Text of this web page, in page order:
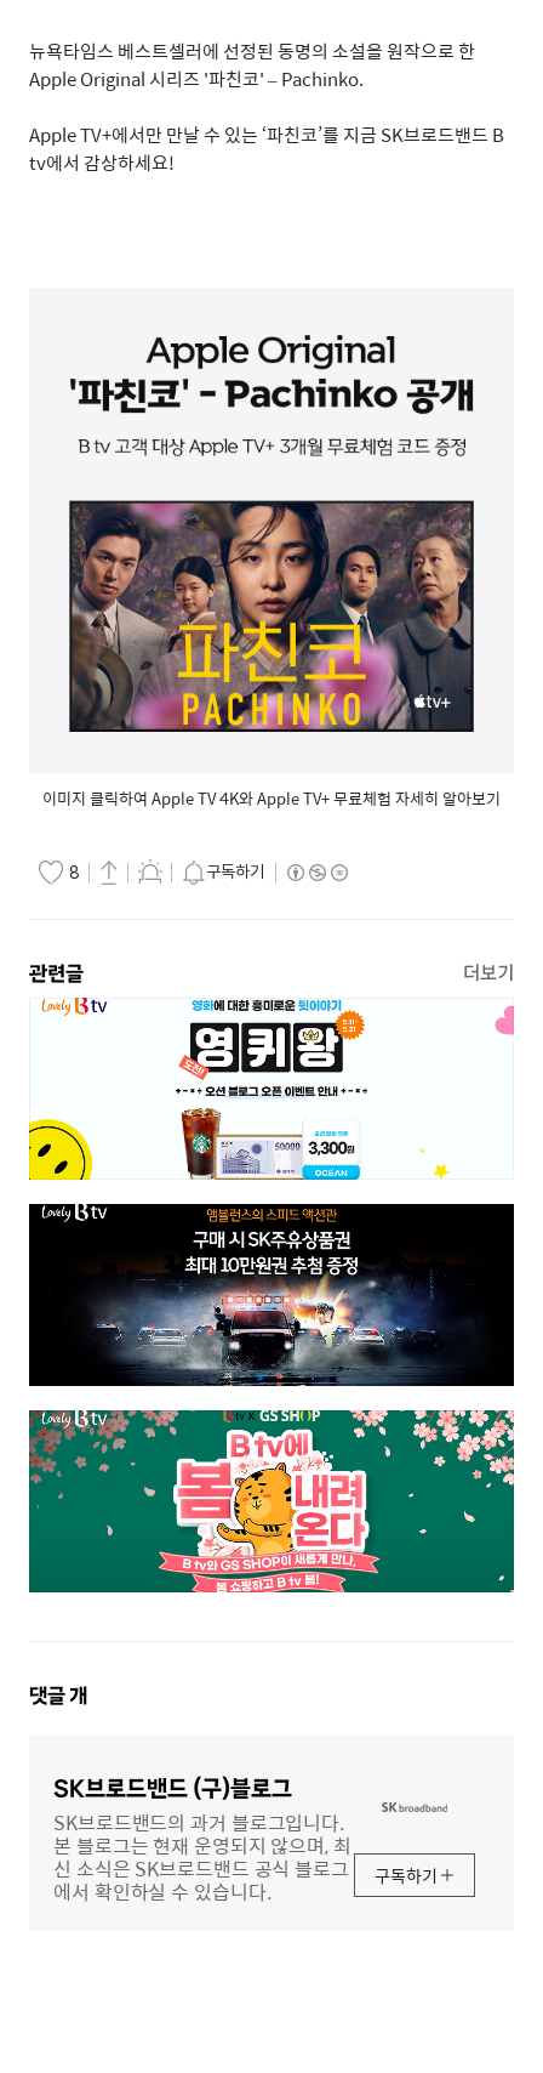
뉴욕타임스 베스트셀러에 선정된 동명의 소설을 원작으로 한
Apple Original 시리즈 '파친코' – Pachinko.
Apple TV+에서만 만날 수 있는 ‘파친코’를 지금 SK브로드밴드 B
tv에서 감상하세요!
이미지 클릭하여 Apple TV 4K와 Apple TV+ 무료체험 자세히 알아보기
8 구독하기
관련글 더보기
댓
댓글개
SK브로드밴드 (구)블로그
SK브로드밴드의 과거 블로그입니다.
본 블로그는 현재 운영되지 않으며, 최
신 소식은 SK브로드밴드 공식 블로그
에서 확인하실 수 있습니다.
구독하기